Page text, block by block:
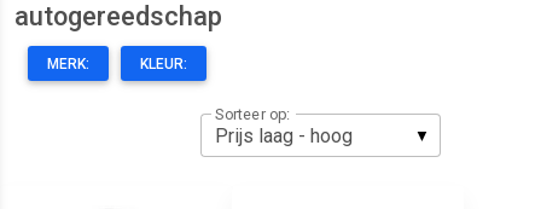
autogereedschap
MERK: KLEUR:
Sorteer op: